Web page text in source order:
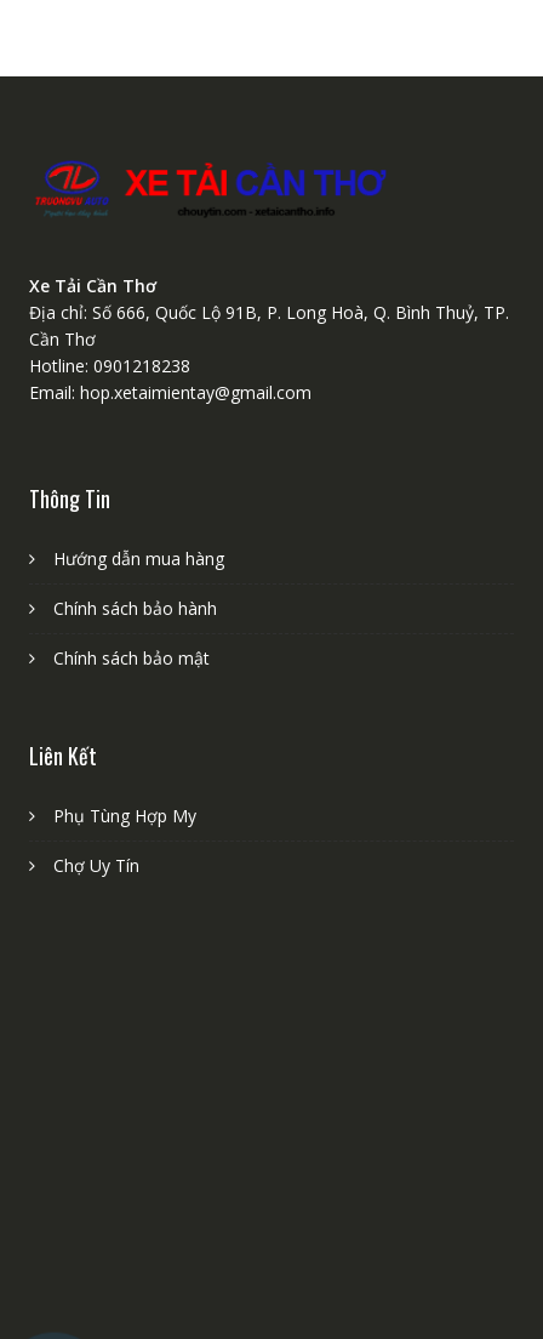
Xe Tải Cần Thơ
Địa chỉ: Số 666, Quốc Lộ 91B, P. Long Hoà, Q. Bình Thuỷ, TP.
Cần Thơ
Hotline: 0901218238
Email: hop.xetaimientay@gmail.com
Thông Tin
Hướng dẫn mua hàng
Chính sách bảo hành
Chính sách bảo mật
Liên Kết
Phụ Tùng Hợp My
Chợ Uy Tín